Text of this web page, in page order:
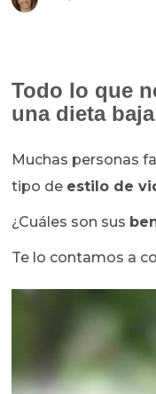
Todo lo que
una dieta
Muchas personas
tipo de estilo de
¿Cuáles son sus
Te lo contamos a